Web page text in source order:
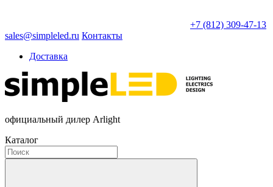
+7 (812) 309-47-13
sales@simpleled.ru Контакты
Доставка
официальный дилер Arlight
Каталог